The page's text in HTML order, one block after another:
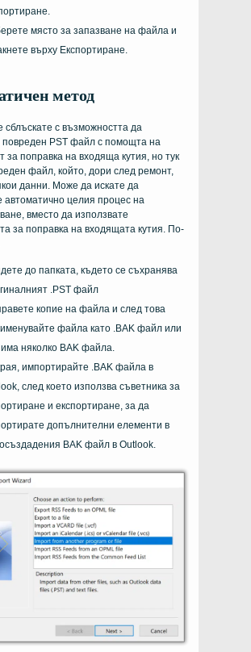
място за запазване на файла и
върху Експортиране.
метод
сблъскате с възможността да
повреден PST файл с помощта на
за поправка на входяща кутия, но тук
файл, който, дори след ремонт,
данни. Може да искате да
автоматично целия процес на
вместо да използвате
за поправка на входящата кутия. По-
до папката, където се съхранява
.PST файл
копие на файла и след това
файла като .BAK файл или
има няколко BAK файла.
импортирайте .BAK файла в
след което използва съветника за
и експортиране, за да
допълнителни елементи в
BAK файл в Outlook.